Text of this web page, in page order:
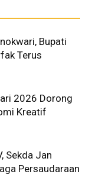
Bupati
Terus
2026 Dorong
Kreatif
Sekda Jan
Persaudaraan